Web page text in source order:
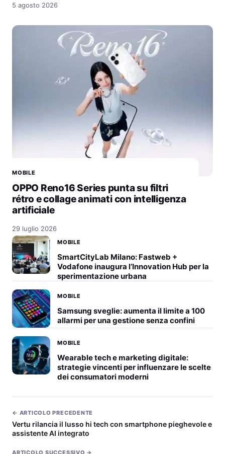
5 agosto 2026
MOBILE
OPPO Reno16 Series punta su filtri
rétro e collage animati con intelligenza
artificiale
29 luglio 2026
MOBILE
SmartCityLab Milano: Fastweb +
Vodafone inaugura l’Innovation Hub per la
sperimentazione urbana
MOBILE
Samsung sveglie: aumenta il limite a 100
allarmi per una gestione senza confini
MOBILE
Wearable tech e marketing digitale:
strategie vincenti per influenzare le scelte
dei consumatori moderni
← ARTICOLO PRECEDENTE
Vertu rilancia il lusso hi tech con smartphone pieghevole e
assistente AI integrato
ARTICOLO SUCCESSIVO →